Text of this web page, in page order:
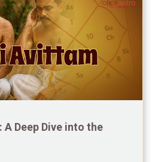
Reviews
Reviews
Reviews
Deep Dive into the